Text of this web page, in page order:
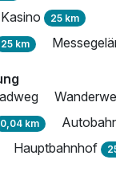
Kasino 25 km
25 km
0,04 km
Hauptbahnhof